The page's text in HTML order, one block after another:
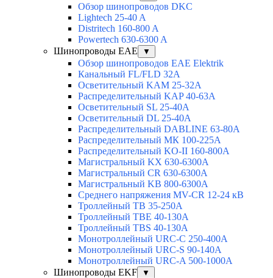
Обзор шинопроводов DKC
Lightech 25-40 A
Distritech 160-800 A
Powertech 630-6300 A
Шинопроводы EAE
▼
Обзор шинопроводов EAE Elektrik
Канальный FL/FLD 32A
Осветительный KAM 25-32А
Распределительный KAP 40-63A
Осветительный SL 25-40А
Осветительный DL 25-40А
Распределительный DABLINE 63-80A
Распределительный МК 100-225А
Распределительный KO-II 160-800А
Магистральный KX 630-6300А
Магистральный CR 630-6300А
Магистральный KB 800-6300А
Среднего напряжения MV-CR 12-24 кВ
Троллейный TB 35-250A
Троллейный TBE 40-130A
Троллейный TBS 40-130A
Монотроллейный URC-C 250-400A
Монотроллейный URC-S 90-140A
Монотроллейный URC-A 500-1000A
Шинопроводы EKF
▼